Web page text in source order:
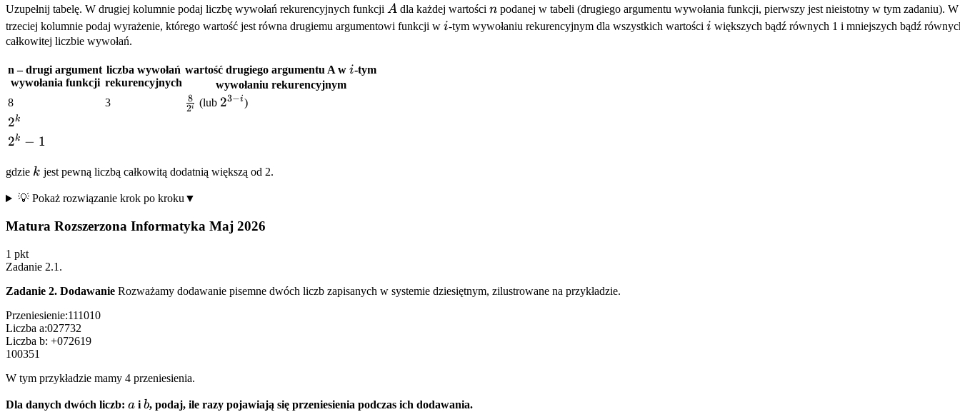
Uzupełnij tabelę. W drugiej kolumnie podaj liczbę wywołań rekurencyjnych funkcji A
A dla każdej wartości n
n podanej w tabeli (drugiego argumentu wywołania funkcji, pierwszy jest nieistotny w tym zadaniu). W
trzeciej kolumnie podaj wyrażenie, którego wartość jest równa drugiemu argumentowi funkcji w i
i-tym wywołaniu rekurencyjnym dla wszystkich wartości i
i większych bądź równych 1 i mniejszych bądź
całkowitej liczbie wywołań.
n – drugi argument
wywołania funkcji
liczba wywołań
rekurencyjnych
wartość drugiego argumentu A w i
i-tym
wywołaniu rekurencyjnym
8
3
\frac{8}
2i
8 (lub 2^{3-
23−i)
2^k
2k
2^k
2k − 1
gdzie k
k jest pewną liczbą całkowitą dodatnią większą od 2.
💡 Pokaż rozwiązanie krok po kroku ▼
Matura Rozszerzona Informatyka Maj 2026
1 pkt
Zadanie 2.1 .
Zadanie 2. Dodawanie Rozważamy dodawanie pisemne dwóch liczb zapisanych w systemie dziesiętnym, zilustrowane na przykładzie.
Przeniesienie:111010
Liczba a:027732
Liczba b: +072619
100351
W tym przykładzie mamy 4 przeniesienia.
Dla danych dwóch liczb: a
a i b
b, podaj, ile razy pojawiają się przeniesienia podczas ich dodawania.